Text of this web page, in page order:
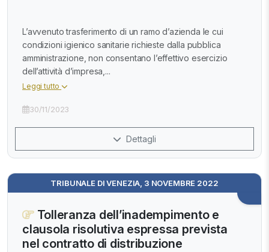
L’avvenuto trasferimento di un ramo d’azienda le cui
condizioni igienico sanitarie richieste dalla pubblica
amministrazione, non consentano l’effettivo esercizio
dell’attività d’impresa,...
Leggi tutto
30/11/2023
Dettagli
TRIBUNALE DI VENEZIA, 3 NOVEMBRE 2022
Tolleranza dell’inadempimento e
clausola risolutiva espressa prevista
nel contratto di distribuzione